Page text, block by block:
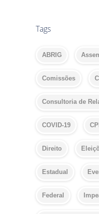
Tags
ABRIG
Comissões
Consultoria de
COVID-19
Direito
Estadual
Federal